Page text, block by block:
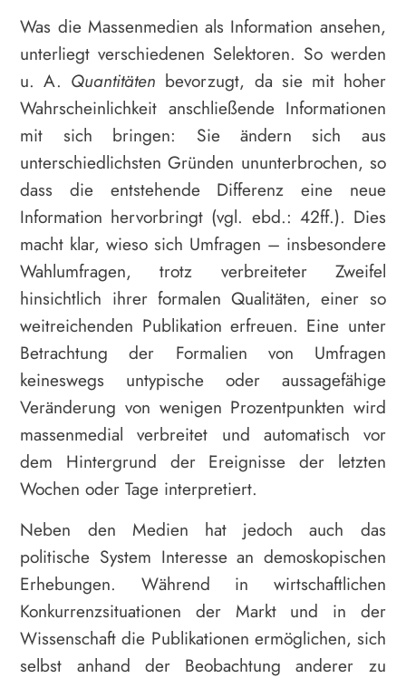
Was die Massenmedien als Information ansehen,
unterliegt verschiedenen Selektoren. So werden
u. A. Quantitäten bevorzugt, da sie mit hoher
Wahrscheinlichkeit anschließende Informationen
mit sich bringen: Sie ändern sich aus
unterschiedlichsten Gründen ununterbrochen, so
dass die entstehende Differenz eine neue
Information hervorbringt (vgl. ebd.: 42ff.). Dies
macht klar, wieso sich Umfragen – insbesondere
Wahlumfragen, trotz verbreiteter Zweifel
hinsichtlich ihrer formalen Qualitäten, einer so
weitreichenden Publikation erfreuen. Eine unter
Betrachtung der Formalien von Umfragen
keineswegs untypische oder aussagefähige
Veränderung von wenigen Prozentpunkten wird
massenmedial verbreitet und automatisch vor
dem Hintergrund der Ereignisse der letzten
Wochen oder Tage interpretiert.
Neben den Medien hat jedoch auch das
politische System Interesse an demoskopischen
Erhebungen. Während in wirtschaftlichen
Konkurrenzsituationen der Markt und in der
Wissenschaft die Publikationen ermöglichen, sich
selbst anhand der Beobachtung anderer zu